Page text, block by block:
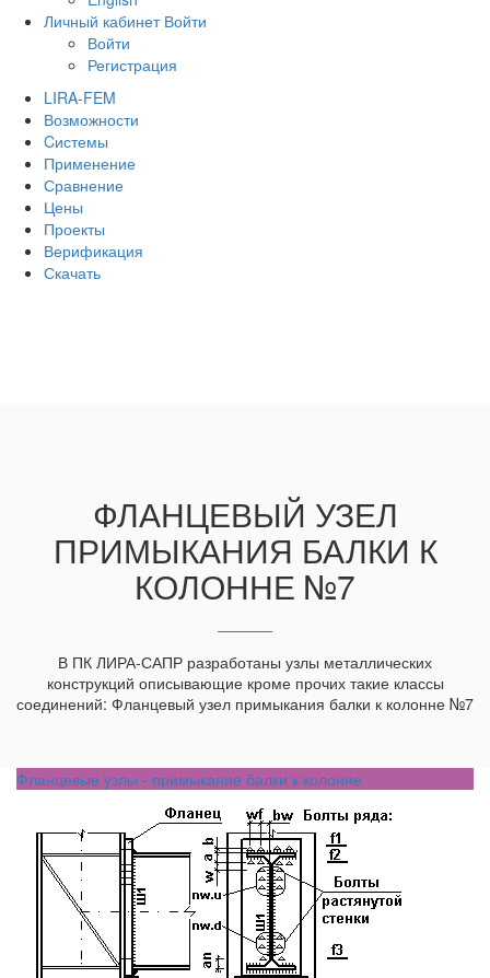
Личный кабинет Войти
Войти
Регистрация
LIRA-FEM
Возможности
Cистемы
Применение
Сравнение
Цены
Проекты
Верификация
Скачать
ФЛАНЦЕВЫЙ УЗЕЛ
ПРИМЫКАНИЯ БАЛКИ К
КОЛОННЕ №7
В ПК ЛИРА-САПР разработаны узлы металлических
конструкций описывающие кроме прочих такие классы
соединений: Фланцевый узел примыкания балки к колонне №7
Фланцевые узлы - примыкание балки к колонне